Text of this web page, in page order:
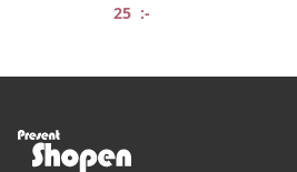
25 :-